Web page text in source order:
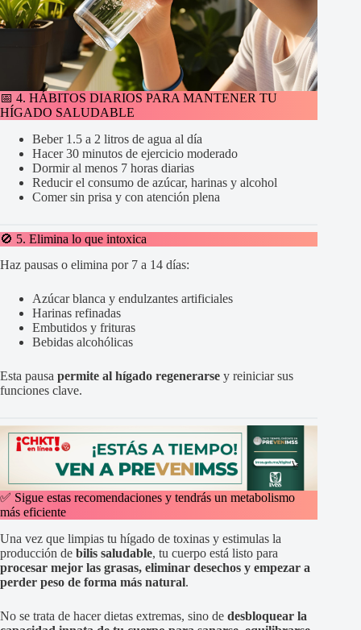
📅 4. HÁBITOS DIARIOS PARA MANTENER TU
HÍGADO SALUDABLE
Beber 1.5 a 2 litros de agua al día
Hacer 30 minutos de ejercicio moderado
Dormir al menos 7 horas diarias
Reducir el consumo de azúcar, harinas y alcohol
Comer sin prisa y con atención plena
🚫 5. Elimina lo que intoxica
Haz pausas o elimina por 7 a 14 días:
Azúcar blanca y endulzantes artificiales
Harinas refinadas
Embutidos y frituras
Bebidas alcohólicas
Esta pausa permite al hígado regenerarse y reiniciar sus
funciones clave.
✅ Sigue estas recomendaciones y tendrás un metabolismo
más eficiente
Una vez que limpias tu hígado de toxinas y estimulas la
producción de bilis saludable, tu cuerpo está listo para
procesar mejor las grasas, eliminar desechos y empezar a
perder peso de forma más natural.
No se trata de hacer dietas extremas, sino de desbloquear la